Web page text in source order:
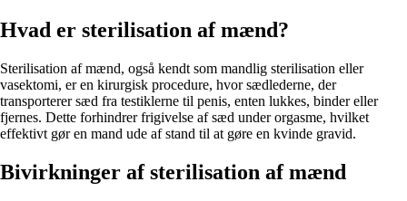
Hvad er sterilisation af mænd?
Sterilisation af mænd, også kendt som mandlig sterilisation eller
vasektomi, er en kirurgisk procedure, hvor sædlederne, der
transporterer sæd fra testiklerne til penis, enten lukkes, binder eller
fjernes. Dette forhindrer frigivelse af sæd under orgasme, hvilket
effektivt gør en mand ude af stand til at gøre en kvinde gravid.
Bivirkninger af sterilisation af mænd